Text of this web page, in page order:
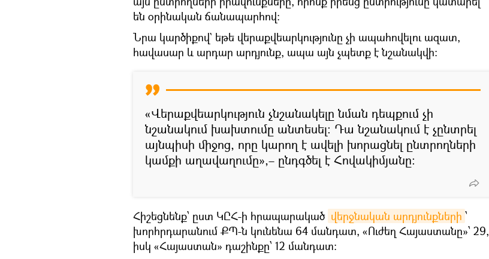
են օրինական ճանապարհով։
Նրա կարծիքով` եթե վերաքվեարկությունը չի ապահովելու ազատ,
հավասար և արդար արդյունք, ապա այն չպետք է նշանակվի։
«Վերաքվեարկություն չնշանակելը նման դեպքում չի
նշանակում խախտումը անտեսել։ Դա նշանակում է չընտրել
այնպիսի միջոց, որը կարող է ավելի խորացնել ընտրողների
կամքի աղավաղումը»,– ընդգծել է Հովակիմյանը։
Հիշեցնենք՝ ըստ ԿԸՀ-ի հրապարակած վերջնական արդյունքների ՝
խորհրդարանում ՔՊ-ն կունենա 64 մանդատ, «Ուժեղ Հայաստանը»՝ 29,
իսկ «Հայաստան» դաշինքը՝ 12 մանդատ: